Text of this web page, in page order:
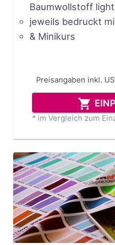
Baumwollstoff
jeweils bedruckt
& Minikurs
Preisangaben inkl.
* im Vergleich zum